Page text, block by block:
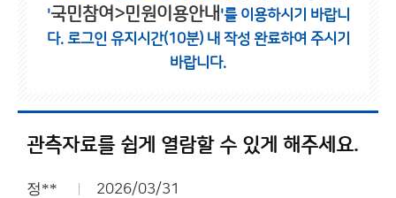
'국민참여>민원이용안내 '를 이용하시기 바랍니
다. 로그인 유지시간(10분) 내 작성 완료하여 주시기
바랍니다.
관측자료를 쉽게 열람할 수 있게 해주세요.
정** 2026/03/31